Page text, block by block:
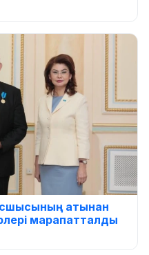
атынан
марапатталды